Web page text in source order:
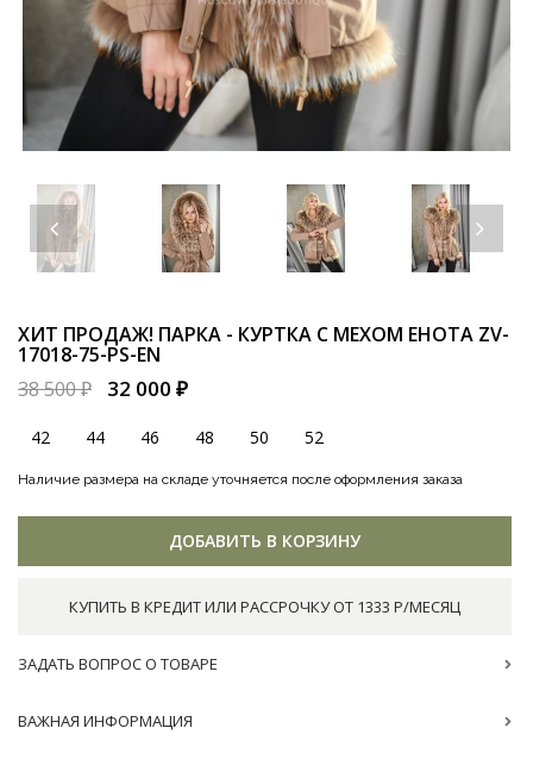
ХИТ ПРОДАЖ! ПАРКА - КУРТКА С МЕХОМ ЕНОТА ZV-
17018-75-PS-EN
38 500 ₽
32 000 ₽
42 44 46 48 50 52
Наличие размера на складе уточняется после оформления заказа
ДОБАВИТЬ В КОРЗИНУ
КУПИТЬ В КРЕДИТ ИЛИ РАССРОЧКУ ОТ 1333 Р/МЕСЯЦ
ЗАДАТЬ ВОПРОС О ТОВАРЕ
ВАЖНАЯ ИНФОРМАЦИЯ